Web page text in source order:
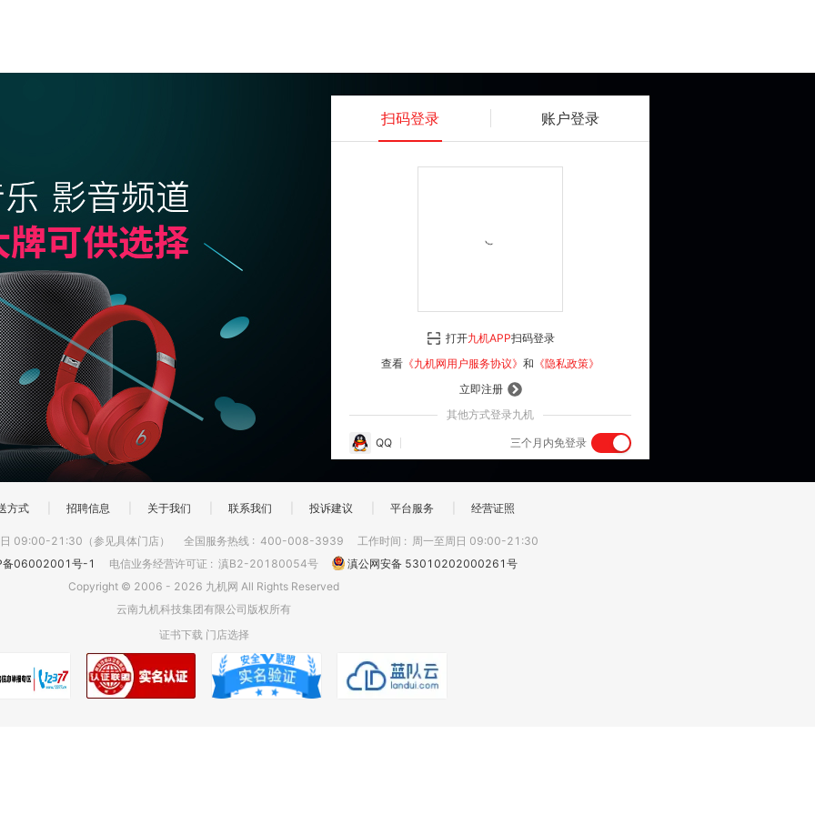
扫码登录 账户登录
登 录
立即注册
其他方式登录九机
QQ 三个月内免登录
打开九机APP扫码登录
查看 《九机网用户服务协议》 和 《隐私政策》
方式 招聘信息 关于我们 联系我们 投诉建议 平台服务 经营证照
09:00-21:30（参见具体门店） 全国服务热线 : 400-008-3939 工作时间 : 周一至周日 09:00-21:30
备06002001号-1
电信业务经营许可证 : 滇B2-20180054号
滇公网安备 53010202000261号
Copyright © 2006 - 2026 九机网 All Rights Reserved
云南九机科技集团有限公司版权所有
证书下载 门店选择